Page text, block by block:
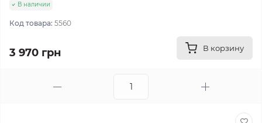
В наличии
Код товара: 5560
3 970 грн В корзину